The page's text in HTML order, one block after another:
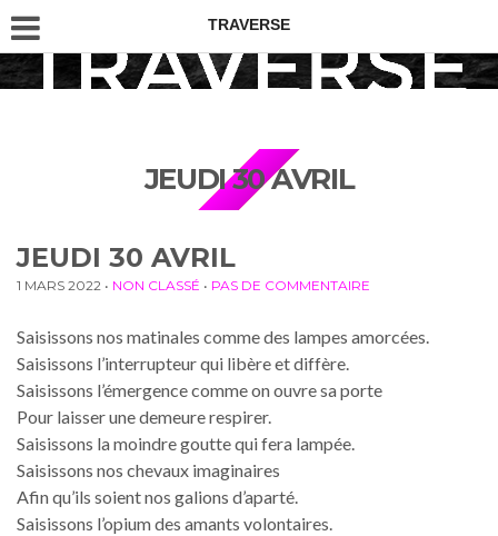
TRAVERSE
JEUDI 30 AVRIL
JEUDI 30 AVRIL
1 MARS 2022 • NON CLASSÉ • PAS DE COMMENTAIRE
Saisissons nos matinales comme des lampes amorcées.
Saisissons l’interrupteur qui libère et diffère.
Saisissons l’émergence comme on ouvre sa porte
Pour laisser une demeure respirer.
Saisissons la moindre goutte qui fera lampée.
Saisissons nos chevaux imaginaires
Afin qu’ils soient nos galions d’aparté.
Saisissons l’opium des amants volontaires.